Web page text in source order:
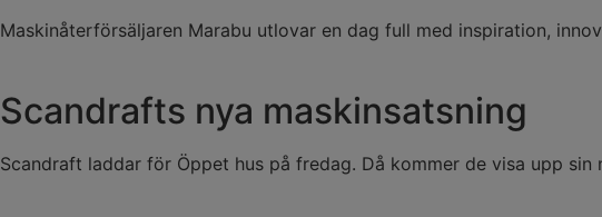
Maskinåterförsäljaren Marabu utlovar en dag full med inspiration,
Scandrafts nya maskinsatsning
Scandraft laddar för Öppet hus på fredag. Då kommer de visa upp sin